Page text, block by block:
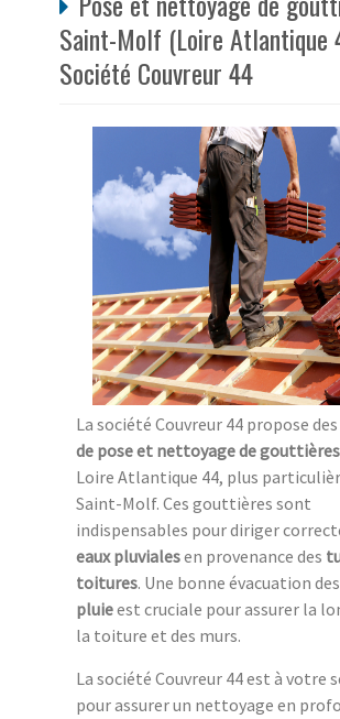
Saint-Molf (Loire Atlantique
Société Couvreur 44
La société Couvreur 44 propose des
de pose et nettoyage de gouttières
Loire Atlantique 44, plus
Saint-Molf. Ces gouttières sont
indispensables pour diriger
eaux pluvialesen provenance des
toitures. Une bonne évacuation des
pluieest cruciale pour assurer la
la toiture et des murs.
La société Couvreur 44 est à votre
pour assurer un nettoyage en